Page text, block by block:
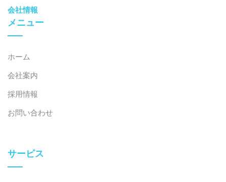
め、日本と韓国の2カ国に目を向けました。しかし、現
在、これら2カ国でCOVID-19の感染拡大が深刻化してい
るため、多くの企業は途方に暮れています。十分な消費
毎月約11%日もの休暇を与えざるを得ません。
pessimistically. China again is the world’s main wood
manufacturers. Most of the wood furniture factories
the USA, Europe, Australia, Japan, etc. are interested
会社情報
メニュー
ホーム
会社案内
採用情報
お問い合わせ
サービス